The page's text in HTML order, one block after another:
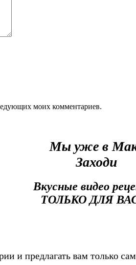
моих комментариев.
Мы уже в
Заходи
Вкусные видео
ТОЛЬКО ДЛЯ
и предлагать вам только